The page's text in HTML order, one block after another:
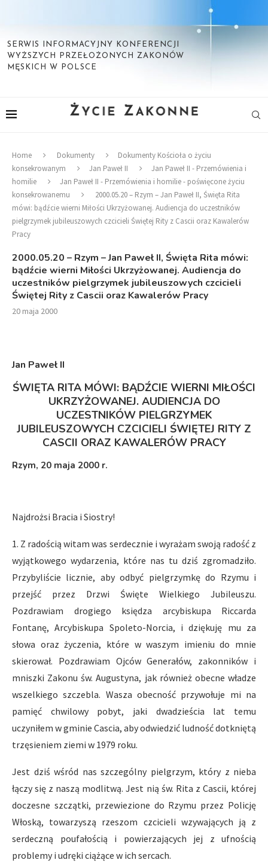
SERWIS INFORMACYJNY KONFERENCJI
WYŻSZYCH PRZEŁOŻONYCH ZAKONÓW
MĘSKICH W POLSCE
Home Dokumenty
Dokumenty Kościoła o życiu
konsekrowanym
Jan Paweł II
Jan Paweł II - Przemówienia i
homilie
Jan Paweł II - Przemówienia i homilie - poświęcone życiu
konsekrowanemu
2000.05.20 – Rzym – Jan Paweł II, Święta Rita
mówi: bądźcie wierni Miłości Ukrzyżowanej. Audiencja do uczestników
pielgrzymek jubileuszowych czcicieli Świętej Rity z Cascii oraz Kawalerów
Pracy
2000.05.20 – Rzym – Jan Paweł II, Święta Rita mówi:
bądźcie wierni Miłości Ukrzyżowanej. Audiencja do
uczestników pielgrzymek jubileuszowych czcicieli
Świętej Rity z Cascii oraz Kawalerów Pracy
20 maja 2000
Jan Paweł II
ŚWIĘTA RITA MÓWI: BĄDŹCIE WIERNI MIŁOŚCI
UKRZYŻOWANEJ. AUDIENCJA DO
UCZESTNIKÓW PIELGRZYMEK
JUBILEUSZOWYCH CZCICIELI ŚWIĘTEJ RITY Z
CASCII ORAZ KAWALERÓW PRACY
Rzym, 20 maja 2000 r.
Najdrożsi Bracia i Siostry!
1. Z radością witam was serdecznie i wyrażam swoją radość z
wyjątkowego wydarzenia, które nas tu dziś zgromadziło.
Przybyliście licznie, aby odbyć pielgrzymkę do Rzymu i
przejść przez Drzwi Święte Wielkiego Jubileuszu.
Pozdrawiam drogiego księdza arcybiskupa Riccarda
Fontanę, Arcybiskupa Spoleto-Norcia, i dziękuję mu za
słowa oraz życzenia, które w waszym imieniu do mnie
skierował. Pozdrawiam Ojców Generałów, zakonników i
mniszki Zakonu św. Augustyna, jak również obecne władze
wszelkiego szczebla. Wasza obecność przywołuje mi na
pamięć chwilowy pobyt, jaki dwadzieścia lat temu
uczyniłem w gminie Cascia, aby odwiedzić ludność dotkniętą
trzęsieniem ziemi w 1979 roku.
Jest dziś wśród nas szczególny pielgrzym, który z nieba
łączy się z naszą modlitwą. Jest nią św. Rita z Cascii, której
doczesne szczątki, przewiezione do Rzymu przez Policję
Włoską, towarzyszą rzeszom czcicieli wzywających ją z
serdeczną poufałością i powierzających jej z ufnością
problemy i udręki ciążące w ich sercach.